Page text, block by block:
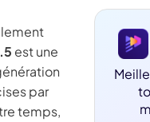
est une
par
temps,